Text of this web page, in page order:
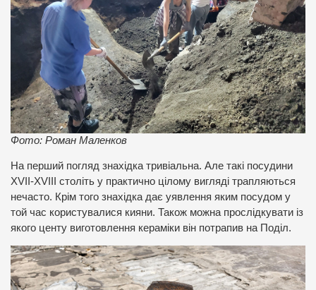
Фото: Роман Маленков
На перший погляд знахідка тривіальна. Але такі посудини
XVII-XVIII століть у практично цілому вигляді трапляються
нечасто. Крім того знахідка дає уявлення яким посудом у
той час користувалися кияни. Також можна прослідкувати із
якого центу виготовлення кераміки він потрапив на Поділ.